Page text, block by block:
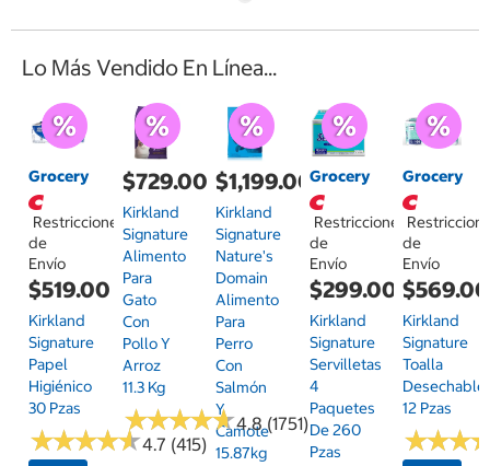
Lo Más Vendido En Línea...
Grocery
Restricciones
de
Envío
$519.00
Kirkland
Signature
Papel
Higiénico
30 Pzas
★★★★★
★★★★★4.7 (415)
$729.00
Kirkland
Signature
Alimento
Para
Gato
Con
Pollo Y
Arroz
11.3 Kg
★★★★★
★★★★★4.8 (1751)
$1,199.00
Kirkland
Signature
Nature's
Domain
Alimento
Para
Perro
Con
Salmón
Y
Camote
15.87kg
Grocery
Restricciones
de
Envío
$299.00
Kirkland
Signature
Servilletas
4
Paquetes
De 260
Pzas
Grocery
de
Envío
$569.00
Kirkland
Signature
Toalla
Desechable
12 Pzas
★★★
★★★